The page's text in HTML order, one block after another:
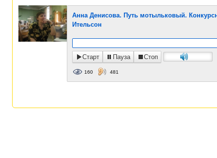
Анна Денисова. Путь мотыльковый.
Ительсон
Старт Пауза Стоп
160 481